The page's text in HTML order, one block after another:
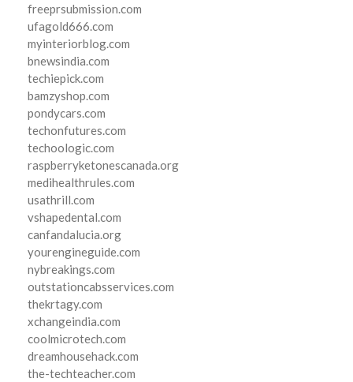
freeprsubmission.com
ufagold666.com
myinteriorblog.com
bnewsindia.com
techiepick.com
bamzyshop.com
pondycars.com
techonfutures.com
techoologic.com
raspberryketonescanada.org
medihealthrules.com
usathrill.com
vshapedental.com
canfandalucia.org
yourengineguide.com
nybreakings.com
outstationcabsservices.com
thekrtagy.com
xchangeindia.com
coolmicrotech.com
dreamhousehack.com
the-techteacher.com